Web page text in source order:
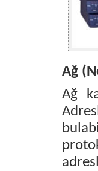
Ağ
Ağ